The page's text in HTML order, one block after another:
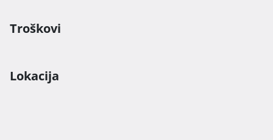
Troškovi
Lokacija